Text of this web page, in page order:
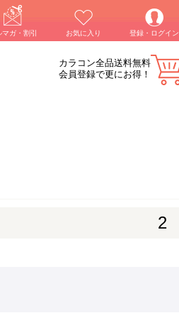
マガ・割引 お気に入り 登録・ログイン
カラコン全品送料無料
会員登録で更にお得！
2